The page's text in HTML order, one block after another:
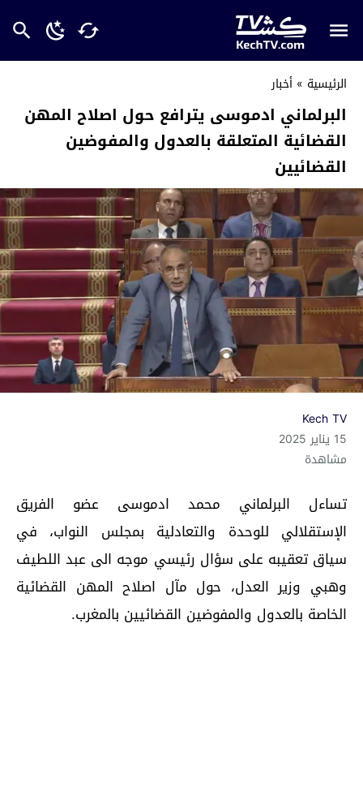
الرئيسية » أخبار
البرلماني ادموسى يترافع حول اصلاح المهن
القضائية المتعلقة بالعدول والمفوضين
القضائيين
Kech TV
15 يناير 2025
مشاهدة
تساءل البرلماني محمد ادموسى عضو الفريق
الإستقلالي للوحدة والتعادلية بمجلس النواب، في
سياق تعقيبه على سؤال رئيسي موجه الى عبد اللطيف
وهبي وزير العدل، حول مآل اصلاح المهن القضائية
الخاصة بالعدول والمفوضين القضائيين بالمغرب.